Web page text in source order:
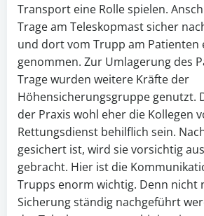
Transport eine Rolle spielen.
Trage am Teleskopmast sicher
und dort vom Trupp am Patienten
genommen. Zur Umlagerung des
Trage wurden weitere Kräfte der
Höhensicherungsgruppe genutzt.
der Praxis wohl eher die Kollegen
Rettungsdienst behilflich sein.
gesichert ist, wird sie vorsichtig
gebracht. Hier ist die
Trupps enorm wichtig. Denn nicht
Sicherung ständig nachgeführt